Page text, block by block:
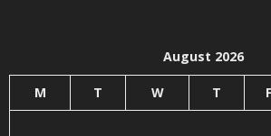
August 2026
M T W T F